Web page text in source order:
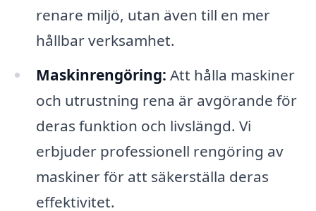
renare miljö, utan även till en mer
hållbar verksamhet.
Maskinrengöring: Att hålla maskiner
och utrustning rena är avgörande för
deras funktion och livslängd. Vi
erbjuder professionell rengöring av
maskiner för att säkerställa deras
effektivitet.